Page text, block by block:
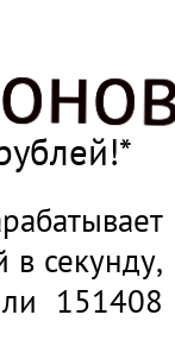
в секунду,
151408